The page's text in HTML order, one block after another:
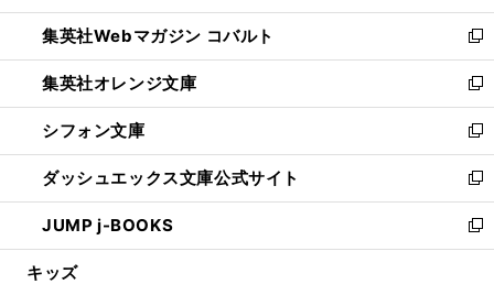
開
く
ウ
で
開
く
ン
ド
ウ
で
開
く
ウ
ィ
ン
ド
ウ
で
開
く
集英社Webマガジン コバルト
新
し
い
ウ
ィ
ン
ド
ウ
で
開
集英社オレンジ文庫
新
し
い
ウ
ィ
ン
ド
ウ
シフォン文庫
新
し
い
ウ
ィ
ン
ダッシュエックス文庫公式サイト
新
し
い
ウ
JUMP j-BOOKS
新
し
キッズ